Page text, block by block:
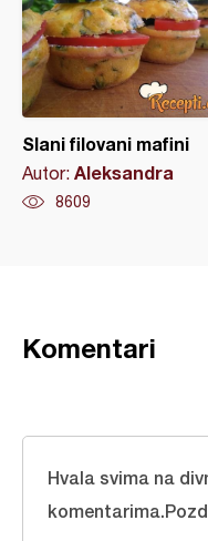
Slani filovani mafini
Autor: Aleksandra
8609
Komentari
Hvala svima na